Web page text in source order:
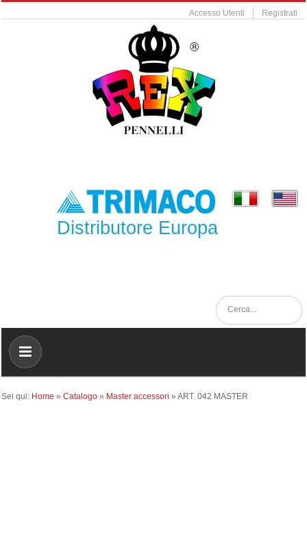
Accesso Utenti Registrati
Distributore Europa
Sei qui: Home » Catalogo » Master accessori » ART. 042 MASTER